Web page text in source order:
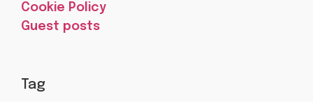
Cookie Policy
Guest posts
Tag